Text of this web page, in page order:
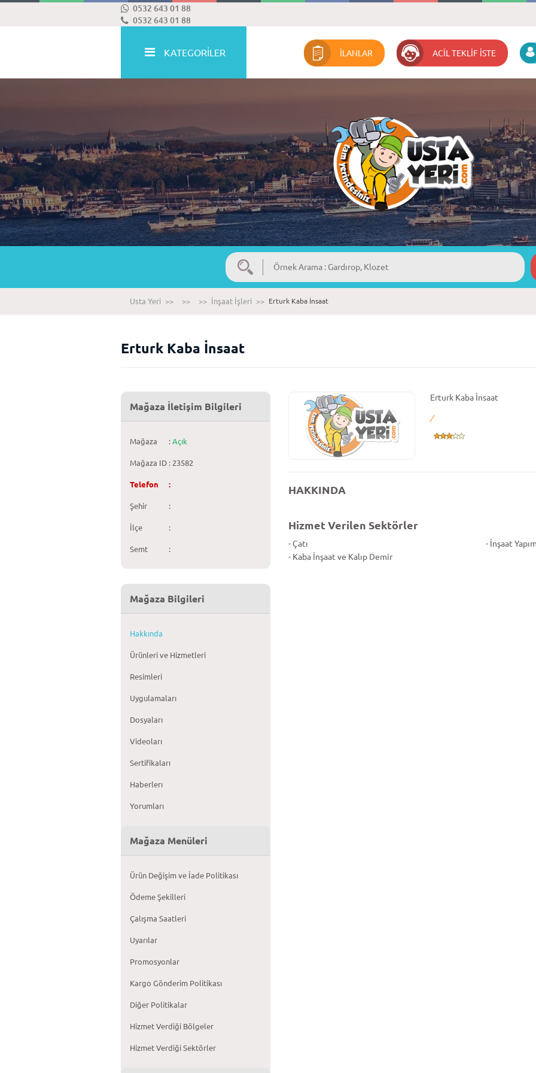
0532 643 01 88
0532 643 01 88
KATEGORİLER İLANLAR ACİL TEKLİF İSTE
Usta Yeri >> >> >> İnşaat İşleri >> Erturk Kaba İnsaat
Erturk Kaba İnsaat
Mağaza İletişim Bilgileri
Mağaza : Açık
Mağaza ID : 23582
Telefon :
Şehir :
İlçe :
Semt :
Mağaza Bilgileri
Hakkında
Ürünleri ve Hizmetleri
Resimleri
Uygulamaları
Dosyaları
Videoları
Sertifikaları
Haberlerı
Yorumları
Mağaza Menüleri
Ürün Değişim ve İade Politikası
Ödeme Şekilleri
Çalışma Saatleri
Uyarılar
Promosyonlar
Kargo Gönderim Politikası
Diğer Politikalar
Hizmet Verdiği Bölgeler
Hizmet Verdiği Sektörler
Erturk Kaba İnsaat
/
HAKKINDA
Hizmet Verilen Sektörler
- Çatı
- İnşaat
- Kaba İnşaat ve Kalıp Demir